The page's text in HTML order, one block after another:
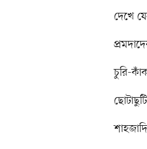
দেখে
চুরি-